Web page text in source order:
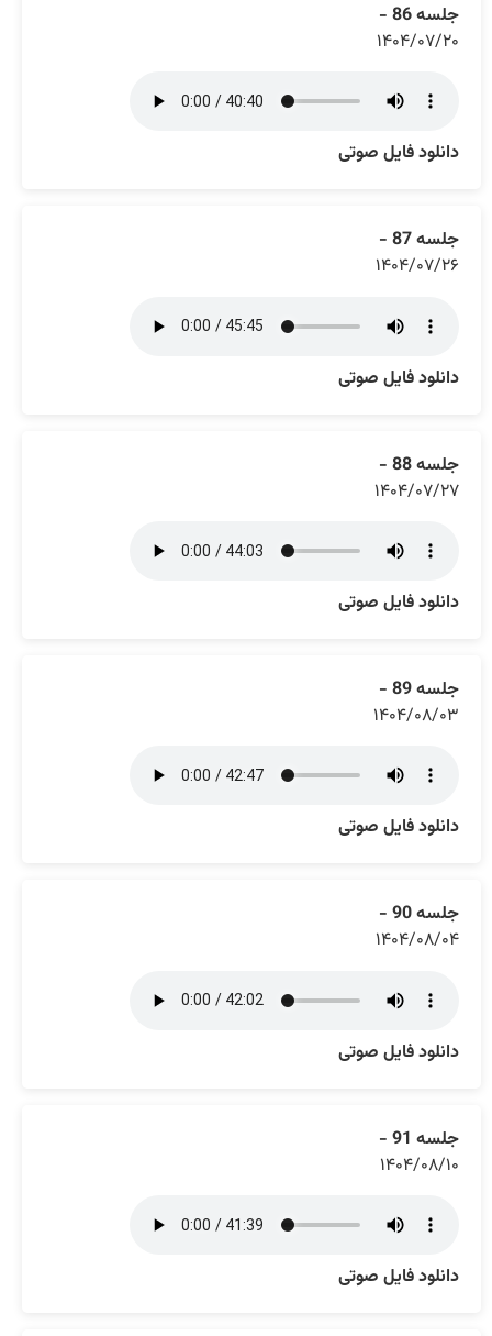
جلسه 86 -
۱۴۰۴/۰۷/۲۰
دانلود فایل صوتی
جلسه 87 -
۱۴۰۴/۰۷/۲۶
دانلود فایل صوتی
جلسه 88 -
۱۴۰۴/۰۷/۲۷
دانلود فایل صوتی
جلسه 89 -
۱۴۰۴/۰۸/۰۳
دانلود فایل صوتی
جلسه 90 -
۱۴۰۴/۰۸/۰۴
دانلود فایل صوتی
جلسه 91 -
۱۴۰۴/۰۸/۱۰
دانلود فایل صوتی